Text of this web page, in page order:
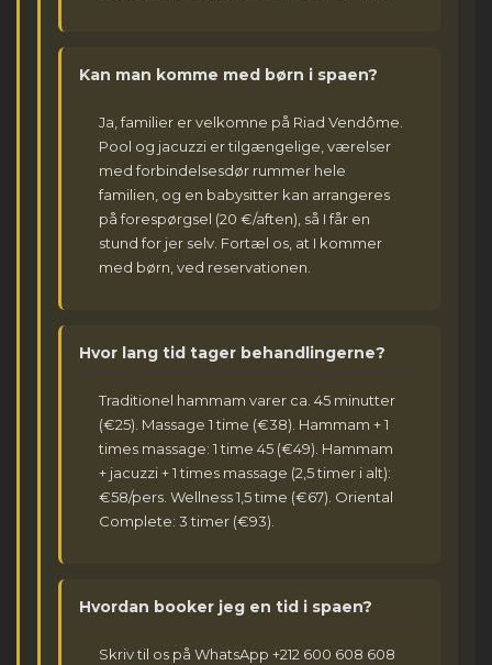
Kan man komme med børn i spaen?
Ja, familier er velkomne på Riad Vendôme.
Pool og jacuzzi er tilgængelige, værelser
med forbindelsesdør rummer hele
familien, og en babysitter kan arrangeres
på forespørgsel (20 €/aften), så I får en
stund for jer selv. Fortæl os, at I kommer
med børn, ved reservationen.
Hvor lang tid tager behandlingerne?
Traditionel hammam varer ca. 45 minutter
(€25). Massage 1 time (€38). Hammam + 1
times massage: 1 time 45 (€49). Hammam
+ jacuzzi + 1 times massage (2,5 timer i alt):
€58/pers. Wellness 1,5 time (€67). Oriental
Complete: 3 timer (€93).
Hvordan booker jeg en tid i spaen?
Skriv til os på WhatsApp +212 600 608 608